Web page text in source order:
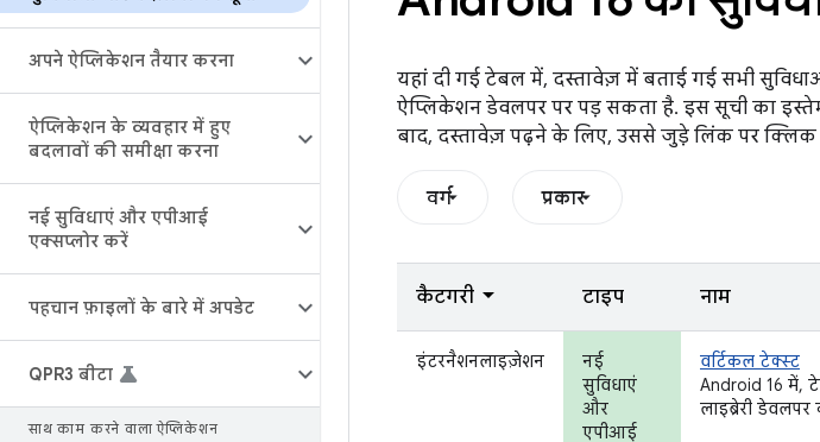
अपने ऐप्लिकेशन तैयार करना
ऐप्लिकेशन के व्यवहार में हुए
बदलावों की समीक्षा करना
नई सुविधाएं और एपीआई
एक्सप्लोर करें
पहचान फ़ाइलों के बारे में अपडेट
QPR3 बीटा
साथ काम करने वाला ऐप्लिकेशन
यहां दी गई टेबल में, दस्तावेज़ में बताई गई सभी
ऐप्लिकेशन डेवलपर पर पड़ सकता है. इस सूची का
बाद, दस्तावेज़ पढ़ने के लिए, उससे जुड़े लिंक पर
वर्ग प्रकार
कैटगरी टाइप नाम
इंटरनैशनलाइज़ेशन
नई
सुविधाएं
और
एपीआई
वर्टिकल टेक्स्ट
Android 16 में,
लाइब्रेरी